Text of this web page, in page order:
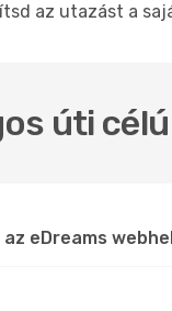
az utazást a
úti
eDreams